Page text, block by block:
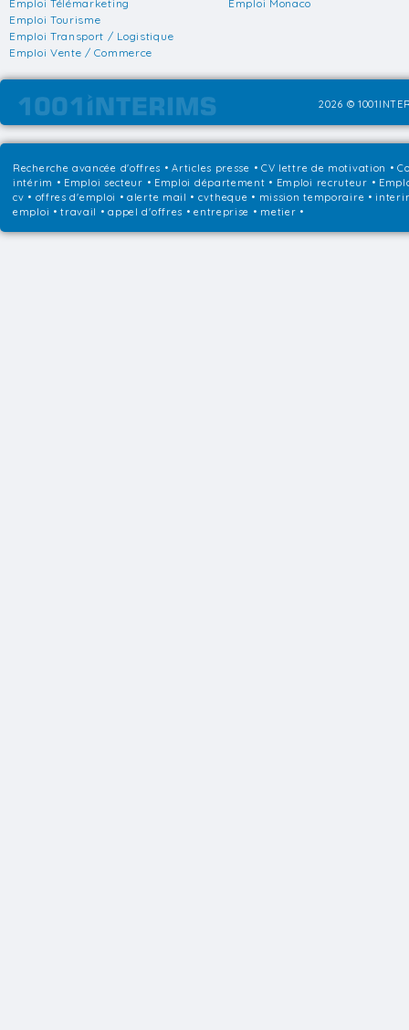
Emploi Télémarketing
Emploi Tourisme
Emploi Transport / Logistique
Emploi Vente / Commerce
Emploi Monaco
2026 ©
Recherche avancée d'offres •Articles presse • CV lettre de motivation •
intérim • Emploi secteur • Emploi département • Emploi recruteur •
cv • offres d'emploi • alerte mail • cvtheque • mission temporaire •
emploi • travail • appel d'offres • entreprise • metier •